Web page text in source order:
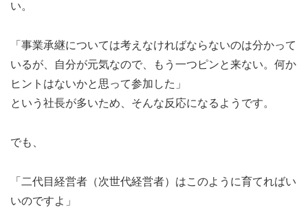
い。
「事業承継については考えなければならないのは分かって
いるが、自分が元気なので、もう一つピンと来ない。何か
ヒントはないかと思って参加した」
という社長が多いため、そんな反応になるようです。
でも、
「二代目経営者（次世代経営者）はこのように育てればい
いのですよ」